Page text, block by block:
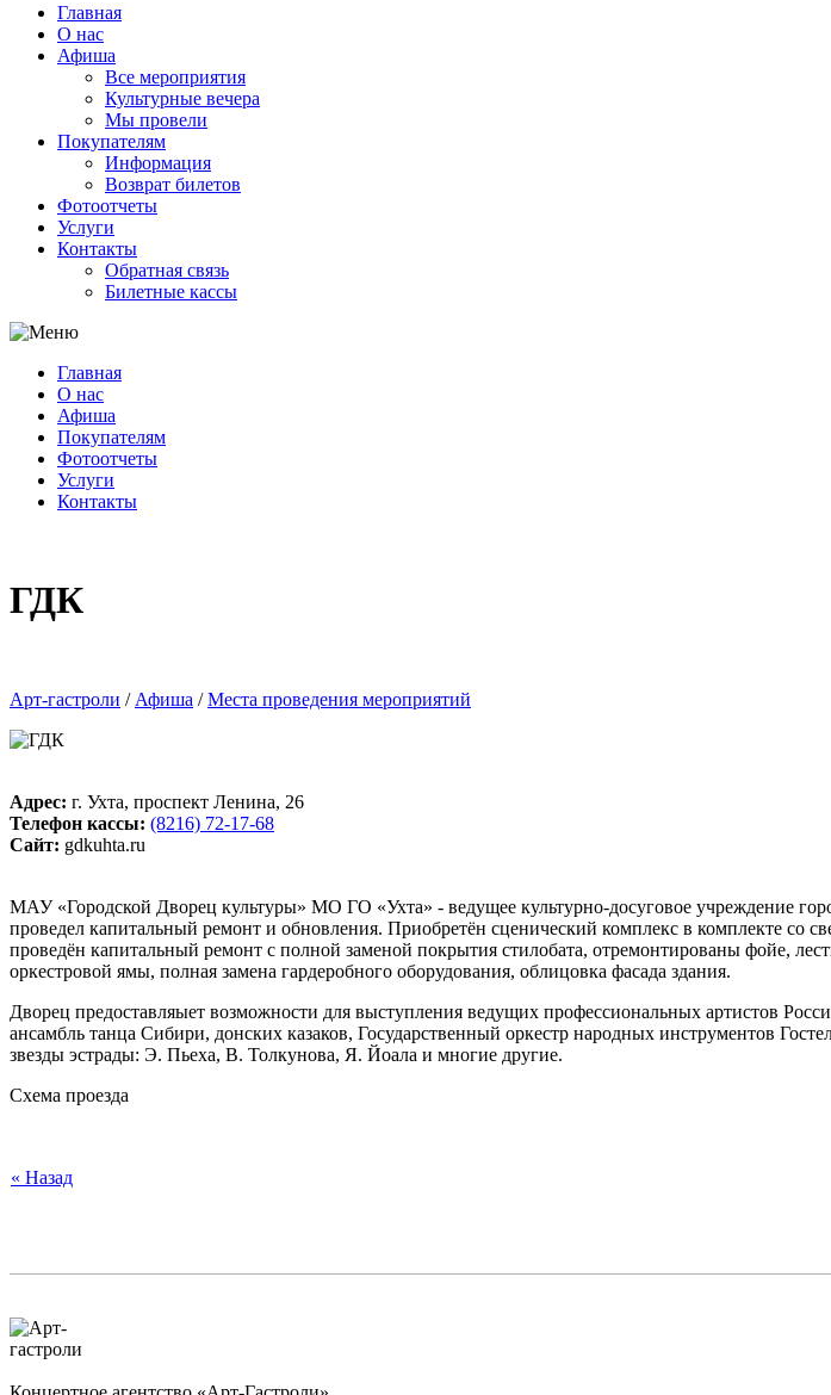
Главная
О нас
Афиша
Все мероприятия
Культурные вечера
Мы провели
Покупателям
Информация
Возврат билетов
Фотоотчеты
Услуги
Контакты
Обратная связь
Билетные кассы
Главная
О нас
Афиша
Покупателям
Фотоотчеты
Услуги
Контакты
ГДК
Арт-гастроли / Афиша / Места проведения мероприятий
Адрес: г. Ухта, проспект Ленина, 26
Телефон кассы: (8216) 72-17-68
Сайт: gdkuhta.ru
МАУ «Городской Дво­рец культуры» МО ГО «Ухта» - ведущее культурно-досуговое учреждение
проведел капитальный ремонт и обновления. Приобретён сценический комплекс в комплекте со
проведён капитальный ремонт с полной заменой покрытия стилобата, отремонтированы фойе,
оркестровой ямы, полная замена гардеробного оборудования, облицовка фасада здания.
Дворец предоставляыет возможности для выступления ведущих профессиональных артистов
ансамбль танца Сибири, донских казаков, Государственный оркестр народных инструментов
звезды эстрады: Э. Пьеха, B. Толкунова, Я. Йоала и многие другие.
Схема проезда
« Назад